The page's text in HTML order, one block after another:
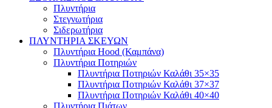
Πλυντήρια
Στεγνωτήρια
Σιδερωτήρια
ΠΛΥΝΤΗΡΙΑ ΣΚΕΥΩΝ
Πλυντήρια Hood (Καμπάνα)
Πλυντήρια Ποτηριών
Πλυντήρια Ποτηριών Καλάθι 35×35
Πλυντήρια Ποτηριών Καλάθι 37×37
Πλυντήρια Ποτηριών Καλάθι 40×40
Πλυντήρια Πιάτων